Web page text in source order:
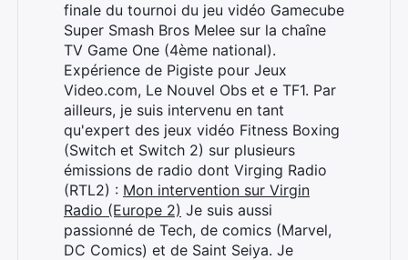
finale du tournoi du jeu vidéo Gamecube
Super Smash Bros Melee sur la chaîne
TV Game One (4ème national).
Expérience de Pigiste pour Jeux
Video.com, Le Nouvel Obs et e TF1. Par
ailleurs, je suis intervenu en tant
qu'expert des jeux vidéo Fitness Boxing
(Switch et Switch 2) sur plusieurs
émissions de radio dont Virging Radio
(RTL2) : Mon intervention sur Virgin
Radio (Europe 2) Je suis aussi
passionné de Tech, de comics (Marvel,
DC Comics) et de Saint Seiya. Je